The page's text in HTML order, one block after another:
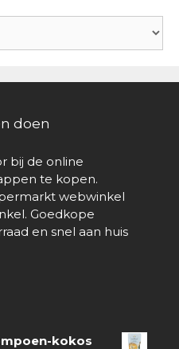
doen
bij de online
te kopen.
webwinkel
Goedkope
en snel aan huis
kokos